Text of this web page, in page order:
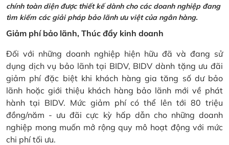
chính toàn diện được thiết kế dành cho các doanh nghiệp đang
tìm kiếm các giải pháp bảo lãnh ưu việt của ngân hàng.
Giảm phí bảo lãnh, Thúc đẩy kinh doanh
Đối với những doanh nghiệp hiện hữu đã và đang sử
dụng dịch vụ bảo lãnh tại BIDV, BIDV dành tặng ưu đãi
giảm phí đặc biệt khi khách hàng gia tăng số dư bảo
lãnh hoặc giới thiệu khách hàng bảo lãnh mới về phát
hành tại BIDV. Mức giảm phí có thể lên tới 80 triệu
đồng/năm - ưu đãi cực kỳ hấp dẫn cho những doanh
nghiệp mong muốn mở rộng quy mô hoạt động với mức
chi phí tối ưu.